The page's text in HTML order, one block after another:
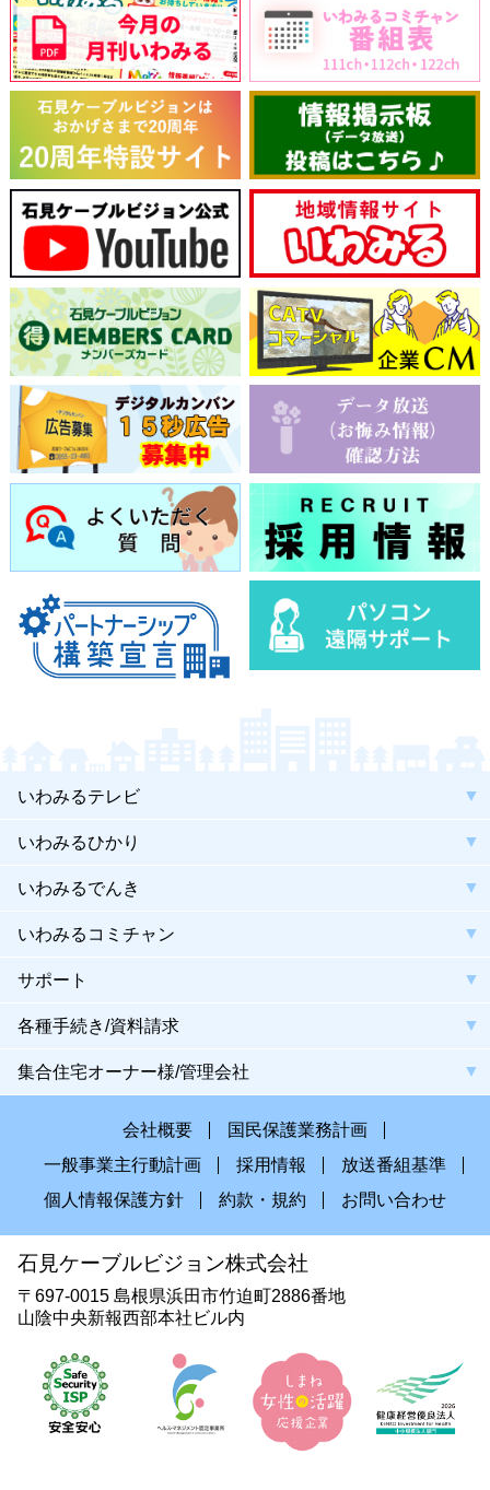
いわみるテレビ
いわみるひかり
いわみるでんき
いわみるコミチャン
サポート
各種手続き/資料請求
集合住宅オーナー様/管理会社
会社概要
国民保護業務計画
一般事業主行動計画
採用情報
放送番組基準
個人情報保護方針
約款・規約 お問い合わせ
石見ケーブルビジョン株式会社
〒697-0015 島根県浜田市竹迫町2886番地
山陰中央新報西部本社ビル内